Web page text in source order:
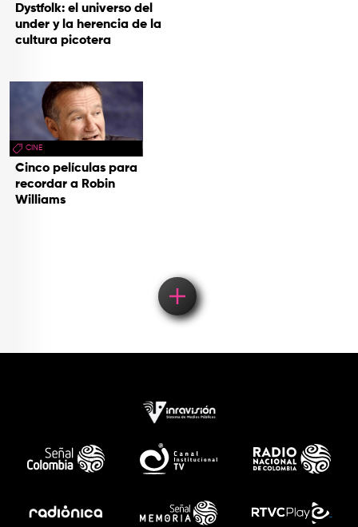
Dystfolk: el universo del
under y la herencia de la
cultura picotera
CINE
Cinco películas para
recordar a Robin
Williams